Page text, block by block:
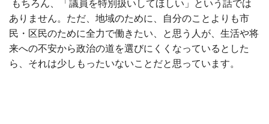
もちろん、「議員を特別扱いしてほしい」という話では
ありません。ただ、地域のために、自分のことよりも市
民・区民のために全力で働きたい、と思う人が、生活や将
来への不安から政治の道を選びにくくなっているとした
ら、それは少しもったいないことだと思っています。